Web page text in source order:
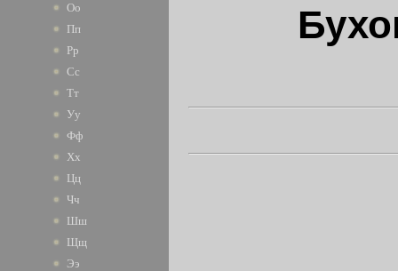
Оо
Пп
Рр
Сс
Тт
Уу
Фф
Хх
Цц
Чч
Шш
Щщ
Ээ